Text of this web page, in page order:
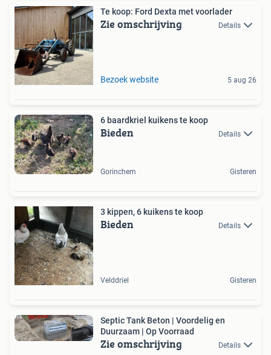
Te koop: Ford Dexta met voorlader
Zie omschrijving Details
Bezoek website 5 aug 26
6 baardkriel kuikens te koop
Bieden Details
Gorinchem Gisteren
3 kippen, 6 kuikens te koop
Bieden Details
Velddriel Gisteren
Septic Tank Beton | Voordelig en
Duurzaam | Op Voorraad
Zie omschrijving Details